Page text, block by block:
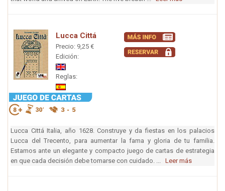
Lucca Cittá
Precio: 9,25 €
Edición:
Reglas:
Lucca Cittá Italia, año 1628. Construye y da fiestas en los palacios
Lucca del Trecento, para aumentar la fama y gloria de tu familia.
Estamos ante un elegante y compacto juego de cartas de estrategia
en que cada decisión debe tomarse con cuidado. ... Leer más